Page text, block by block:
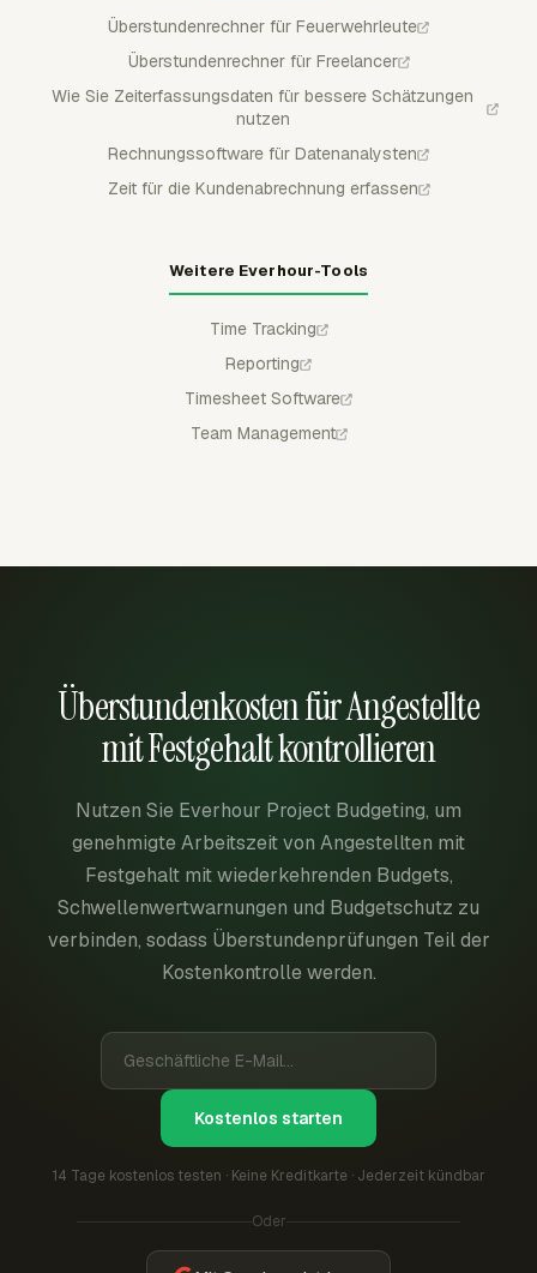
Überstundenrechner für Feuerwehrleute
Überstundenrechner für Freelancer
Wie Sie Zeiterfassungsdaten für bessere Schätzungen
nutzen
Rechnungssoftware für Datenanalysten
Zeit für die Kundenabrechnung erfassen
Weitere Everhour-Tools
Time Tracking
Reporting
Timesheet Software
Team Management
Überstundenkosten für Angestellte
mit Festgehalt kontrollieren
Nutzen Sie Everhour Project Budgeting, um
genehmigte Arbeitszeit von Angestellten mit
Festgehalt mit wiederkehrenden Budgets,
Schwellenwertwarnungen und Budgetschutz zu
verbinden, sodass Überstundenprüfungen Teil der
Kostenkontrolle werden.
Kostenlos starten
14 Tage kostenlos testen · Keine Kreditkarte · Jederzeit kündbar
Oder